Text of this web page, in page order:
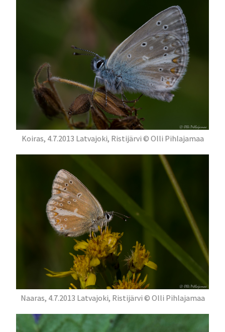
Koiras, 4.7.2013 Latvajoki, Ristijärvi © Olli Pihlajamaa
Naaras, 4.7.2013 Latvajoki, Ristijärvi © Olli Pihlajamaa